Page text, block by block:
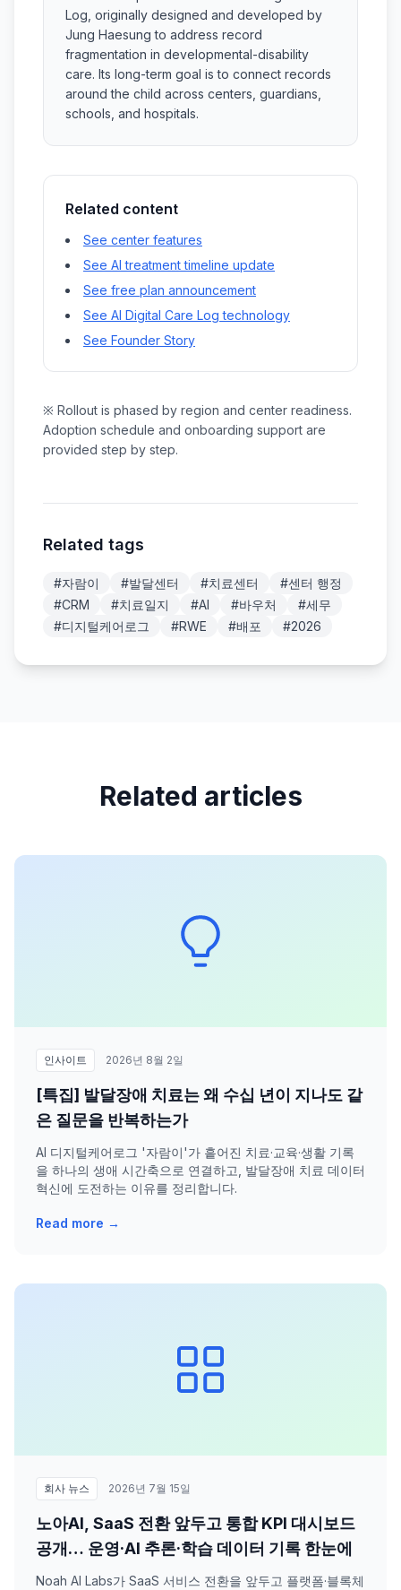
Log, originally designed and developed by
Jung Haesung to address record
fragmentation in developmental-disability
care. Its long-term goal is to connect records
around the child across centers, guardians,
schools, and hospitals.
Related content
See center features
See AI treatment timeline update
See free plan announcement
See AI Digital Care Log technology
See Founder Story
※ Rollout is phased by region and center readiness.
Adoption schedule and onboarding support are
provided step by step.
Related tags
#자람이 #발달센터 #치료센터 #센터 행정
#CRM #치료일지 #AI #바우처 #세무
#디지털케어로그 #RWE #배포 #2026
Related articles
인사이트 2026년 8월 2일
[특집] 발달장애 치료는 왜 수십 년이 지나도 같
은 질문을 반복하는가
AI 디지털케어로그 '자람이'가 흩어진 치료·교육·생활 기록
을 하나의 생애 시간축으로 연결하고, 발달장애 치료 데이터
혁신에 도전하는 이유를 정리합니다.
Read more →
회사 뉴스 2026년 7월 15일
노아AI, SaaS 전환 앞두고 통합 KPI 대시보드
공개… 운영·AI 추론·학습 데이터 기록 한눈에
Noah AI Labs가 SaaS 서비스 전환을 앞두고 플랫폼·블록체